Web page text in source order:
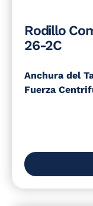
Rodillo
26-2C
Anchura del
Fuerza